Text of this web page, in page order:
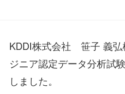
KDDI株式会社 笹子 義弘
ジニア認定データ分析試
しました。